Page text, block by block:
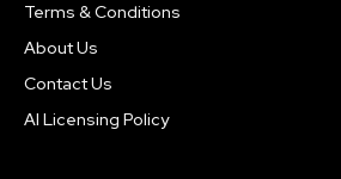
Terms & Conditions
About Us
Contact Us
AI Licensing Policy